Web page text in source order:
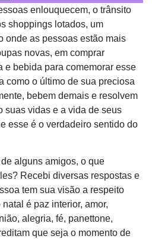
enlouquecem, o trânsito
shoppings lotados, um
onde as pessoas estão mais
novas, em comprar
e bebida para comemorar esse
como o último de sua preciosa
bebem demais e resolvem
suas vidas e a vida de seus
esse é o verdadeiro sentido do
alguns amigos, o que
Recebi diversas respostas e
tem sua visão a respeito
é paz interior, amor,
alegria, fé, panettone,
que seja o momento de